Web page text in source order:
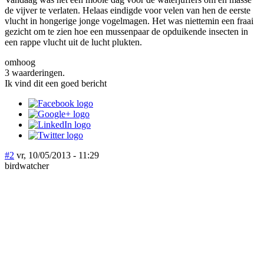
de vijver te verlaten. Helaas eindigde voor velen van hen de eerste
vlucht in hongerige jonge vogelmagen. Het was niettemin een fraai
gezicht om te zien hoe een mussenpaar de opduikende insecten in
een rappe vlucht uit de lucht plukten.
omhoog
3 waarderingen.
Ik vind dit een goed bericht
#2 vr, 10/05/2013 - 11:29
birdwatcher